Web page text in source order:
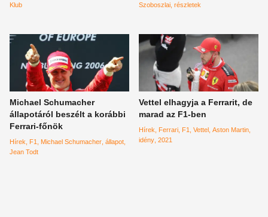
Klub
Szoboszlai részletek
Michael Schumacher
állapotáról beszélt a korábbi
Ferrari-főnök
Hírek F1 Michael Schumacher állapot
Jean Todt
Vettel elhagyja a Ferrarit, de
marad az F1-ben
Hírek Ferrari F1 Vettel Aston Martin
idény 2021